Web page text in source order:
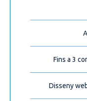
Fins a 3
Disseny